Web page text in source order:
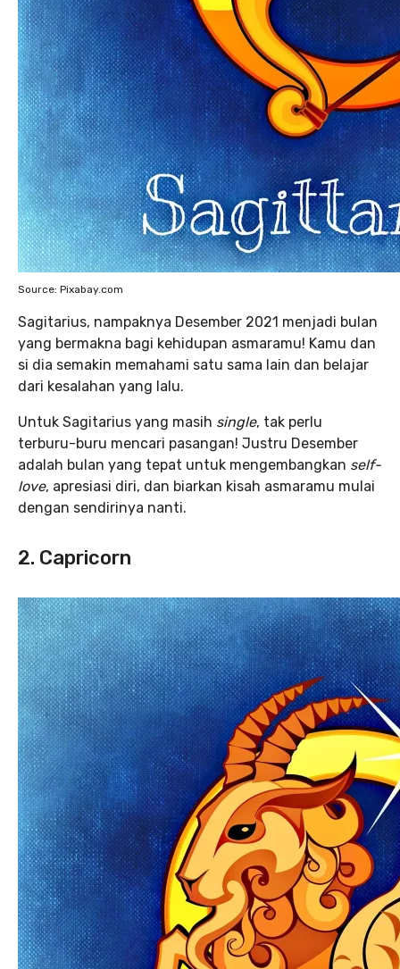
Source: Pixabay.com
Sagitarius, nampaknya Desember 2021 menjadi bulan
yang bermakna bagi kehidupan asmaramu! Kamu dan
si dia semakin memahami satu sama lain dan belajar
dari kesalahan yang lalu.
Untuk Sagitarius yang masih single, tak perlu
terburu-buru mencari pasangan! Justru Desember
adalah bulan yang tepat untuk mengembangkan self-
love, apresiasi diri, dan biarkan kisah asmaramu mulai
dengan sendirinya nanti.
2. Capricorn